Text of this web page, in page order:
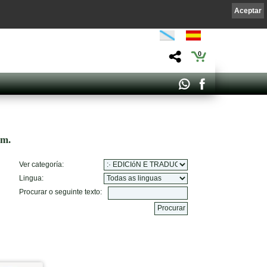
0
Ver categoría:
Lingua:
Procurar o seguinte texto:
Aceptar